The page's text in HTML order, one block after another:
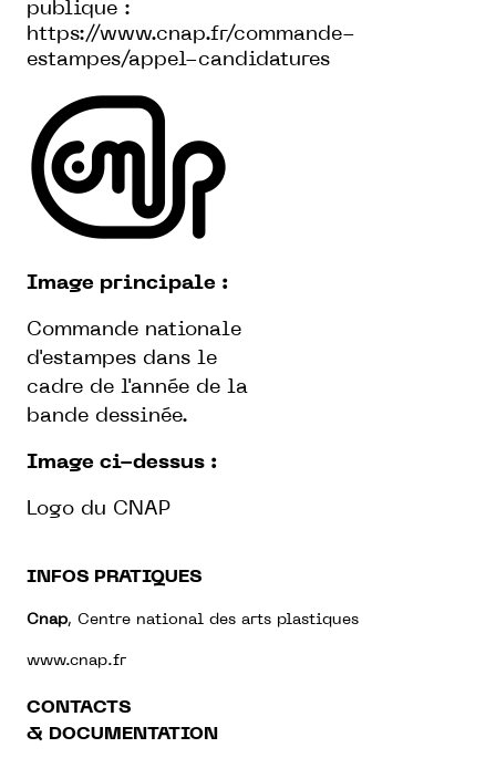
publique :
https://www.cnap.fr/commande-
estampes/appel-candidatures
Image principale :
Commande nationale
d'estampes dans le
cadre de l'année de la
bande dessinée.
Image ci-dessus :
Logo du CNAP
INFOS PRATIQUES
Cnap, Centre national des arts plastiques
www.cnap.fr
CONTACTS
& DOCUMENTATION